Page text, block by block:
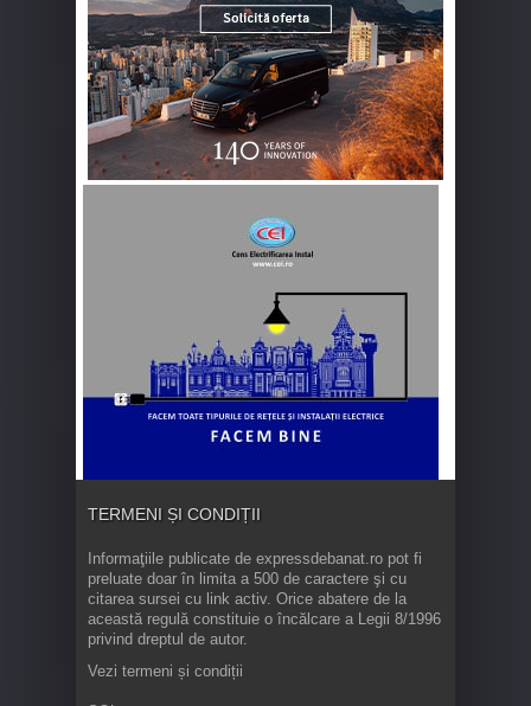
TERMENI ȘI CONDIȚII
Informaţiile publicate de expressdebanat.ro pot fi
preluate doar în limita a 500 de caractere şi cu
citarea sursei cu link activ. Orice abatere de la
această regulă constituie o încălcare a Legii 8/1996
privind dreptul de autor.
Vezi termeni și condiții